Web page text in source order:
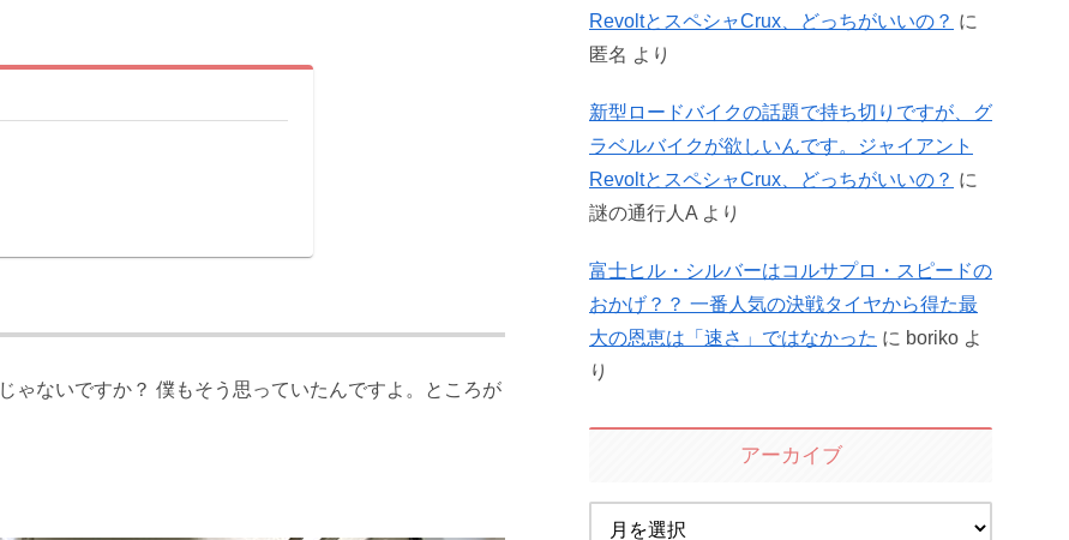
じゃないですか？ 僕もそう思っていたんですよ。ところが
RevoltとスペシャCrux、どっちがいいの？ に
匿名 より
新型ロードバイクの話題で持ち切りですが、グ
ラベルバイクが欲しいんです。ジャイアント
RevoltとスペシャCrux、どっちがいいの？ に
謎の通行人A より
富士ヒル・シルバーはコルサプロ・スピードの
おかげ？？ 一番人気の決戦タイヤから得た最
大の恩恵は「速さ」ではなかった に boriko よ
り
アーカイブ